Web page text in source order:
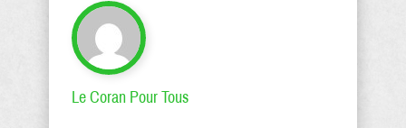
Le Coran Pour Tous